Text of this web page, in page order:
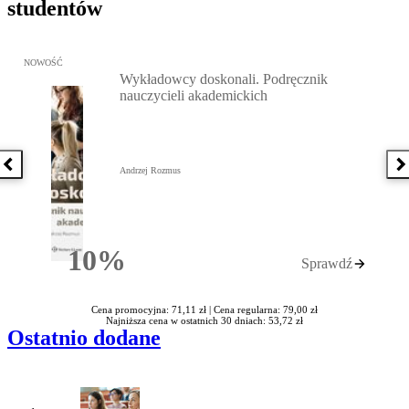
studentów
Poprzednia książka
Przejdź do: Wykładowcy doskonali. Podręcznik nauczycieli
NOWOŚĆ
10%Rabatu
Wykładowcy doskonali. Podręcznik
nauczycieli akademickich
Andrzej Rozmus
Sprawdź
Cena promocyjna: 71,11 zł | Cena regularna: 79,00 zł
Najniższa cena w ostatnich 30 dniach: 53,72 zł
Ostatnio dodane